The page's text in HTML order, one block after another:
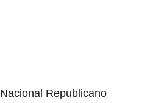
Republicano